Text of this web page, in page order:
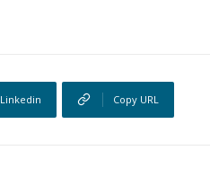
Linkedin Copy URL